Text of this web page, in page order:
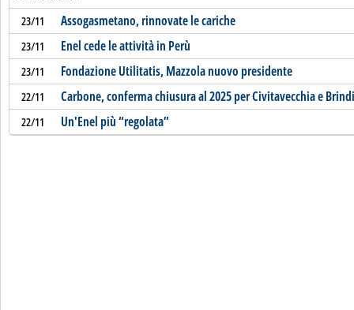
23/11 Assogasmetano, rinnovate le cariche
23/11 Enel cede le attività in Perù
23/11 Fondazione Utilitatis, Mazzola nuovo presidente
22/11 Carbone, conferma chiusura al 2025 per Civitavecchia e
22/11 Un'Enel più “regolata”